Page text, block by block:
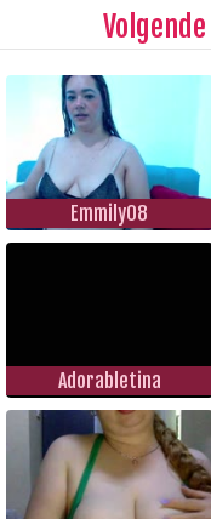
Volgende
Emmily08
Adorabletina